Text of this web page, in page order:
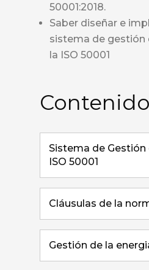
50001:2018.
Saber diseñar e
sistema de gestión
la ISO 50001
Sistema de Gestión
ISO 50001
Cláusulas de la
Gestión de la